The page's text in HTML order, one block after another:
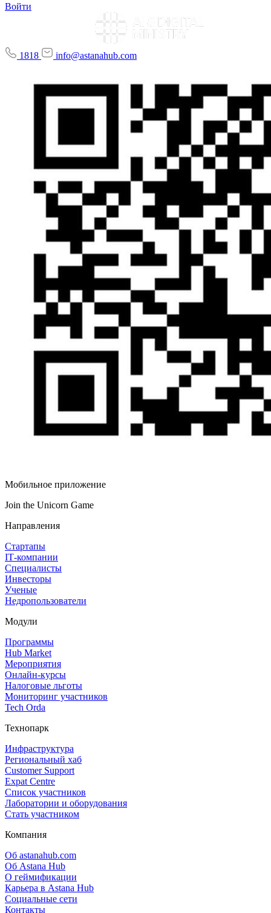
Войти
1818 info@astanahub.com
Мобильное приложение
Join the Unicorn Game
Направления
Стартапы
IT‑компании
Специалисты
Инвесторы
Ученые
Недропользователи
Модули
Программы
Hub Market
Мероприятия
Онлайн‑курсы
Налоговые льготы
Мониторинг участников
Tech Orda
Технопарк
Инфраструктура
Региональный хаб
Customer Support
Expat Centre
Список участников
Лаборатории и оборудования
Стать участником
Компания
Об astanahub.com
Об Astana Hub
О геймификации
Карьера в Astana Hub
Социальные сети
Контакты